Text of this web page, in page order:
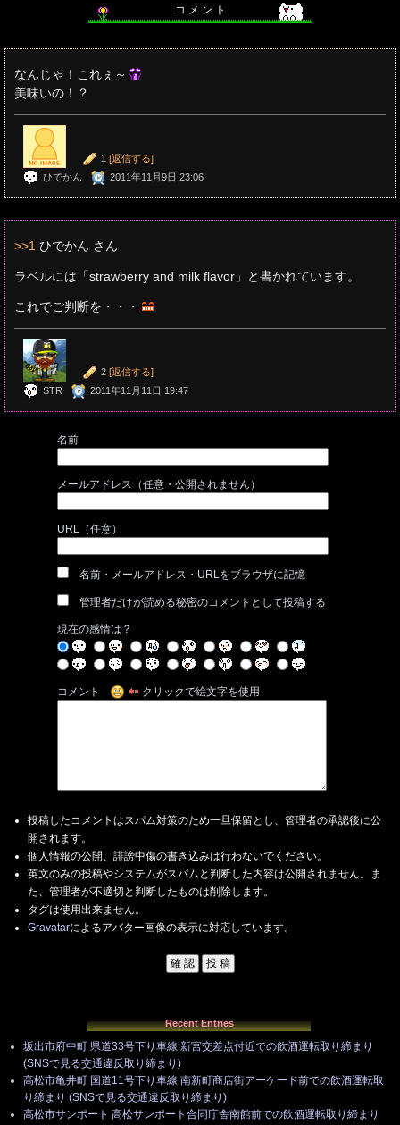
コ メ ン ト
なんじゃ！これぇ～
美味いの！？
1 [返信する]
ひでかん
2011年11月9日 23:06
>>1 ひでかん さん
ラベルには「strawberry and milk flavor」と書かれています。
これでご判断を・・・
2 [返信する]
STR
2011年11月11日 19:47
名前
メールアドレス（任意・公開されません）
URL（任意）
名前・メールアドレス・URLをブラウザに記憶
管理者だけが読める秘密のコメントとして投稿する
現在の感情は？
コメント クリックで絵文字を使用
投稿したコメントはスパム対策のため一旦保留とし、管理者の承認後に公
開されます。
個人情報の公開、誹謗中傷の書き込みは行わないでください。
英文のみの投稿やシステムがスパムと判断した内容は公開されません。ま
た、管理者が不適切と判断したものは削除します。
タグは使用出来ません。
Gravatarによるアバター画像の表示に対応しています。
Recent Entries
坂出市府中町 県道33号下り車線 新宮交差点付近での飲酒運転取り締まり
(SNSで見る交通違反取り締まり)
高松市亀井町 国道11号下り車線 南新町商店街アーケード前での飲酒運転取
り締まり (SNSで見る交通違反取り締まり)
高松市サンポート 高松サンポート合同庁舎南館前での飲酒運転取り締まり